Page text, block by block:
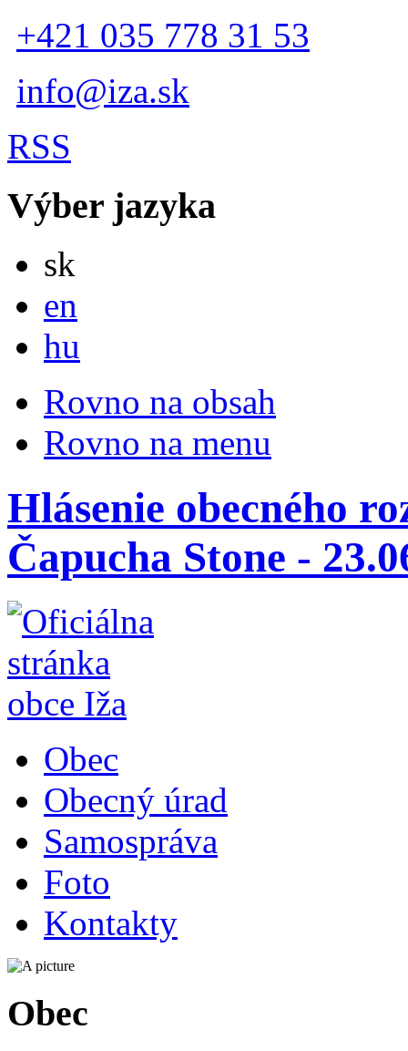
+421 035 778 31 53
info@iza.sk
RSS
Výber jazyka
sk
en
hu
Rovno na obsah
Rovno na menu
Hlásenie obecného
Čapucha Stone -
Obec
Obecný úrad
Samospráva
Foto
Kontakty
Obec